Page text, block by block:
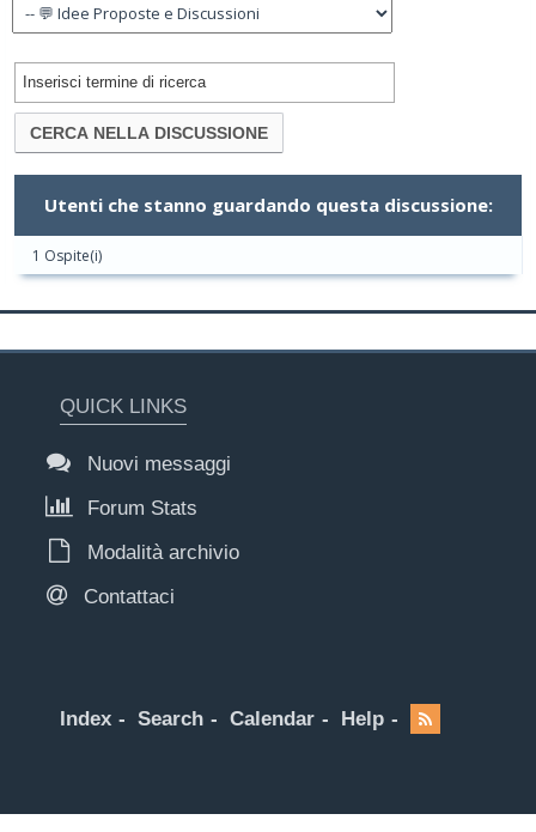
Utenti che stanno guardando questa discussione:
1 Ospite(i)
QUICK LINKS
Nuovi messaggi
Forum Stats
Modalità archivio
Contattaci
Index Search Calendar Help